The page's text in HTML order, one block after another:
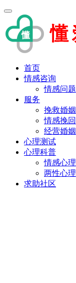
首页
情感咨询
情感问题
服务
挽救婚姻
情感挽回
经营婚姻
心理测试
心理科普
情感心理
两性心理
求助社区